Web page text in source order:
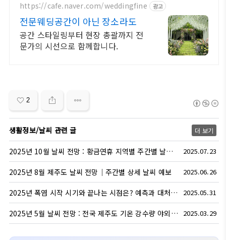
https://cafe.naver.com/weddingfine 광고
전문웨딩공간이 아닌 장소라도
공간 스타일링부터 현장 총괄까지 전
문가의 시선으로 함께합니다.
2
생활정보/날씨 관련 글 더 보기
2025년 10월 날씨 전망 : 황금연휴 지역별 주간별 날씨 예보 2025.07.23
2025년 8월 제주도 날씨 전망｜주간별 상세 날씨 예보 2025.06.26
2025년 폭염 시작 시기와 끝나는 시점은? 예측과 대처법 총정리 2025.05.31
2025년 5월 날씨 전망 : 전국 제주도 기온 강수량 야외활동 적합한 시기 2025.03.29